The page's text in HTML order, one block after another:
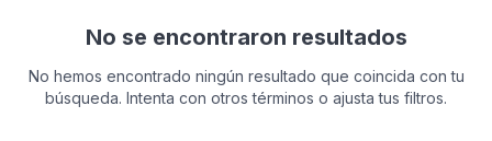
No se encontraron resultados
No hemos encontrado ningún resultado que coincida con tu
búsqueda. Intenta con otros términos o ajusta tus filtros.